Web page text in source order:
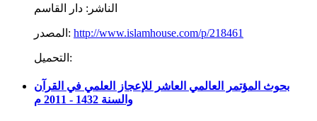
الناشر: دار القاسم
المصدر: http://www.islamhouse.com/p/218461
التحميل:
بحوث المؤتمر العالمي العاشر للإعجاز العلمي في القرآن
والسنة 1432 - 2011 م